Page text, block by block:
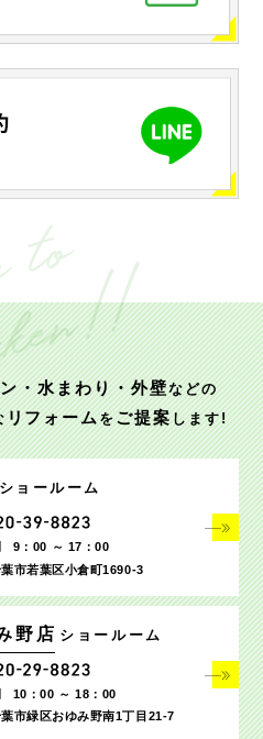
・水まわり・外壁などの
リフォームをご提案します!
ショールーム
9：00 ～ 17：00
市若葉区小倉町1690‐3
野店 ショールーム
10：00 ～ 18：00
市緑区おゆみ野南1丁目21-7